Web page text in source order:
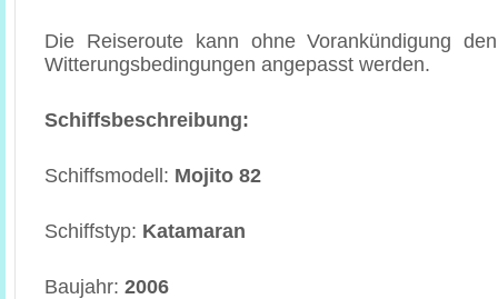
Die Reiseroute kann ohne Vorankündigung
Witterungsbedingungen angepasst werden.
Schiffsbeschreibung:
Schiffsmodell: Mojito 82
Schiffstyp: Katamaran
Baujahr: 2006